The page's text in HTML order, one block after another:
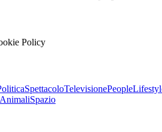
Policy
SpettacoloTelevisionePeople
AnimaliSpazio